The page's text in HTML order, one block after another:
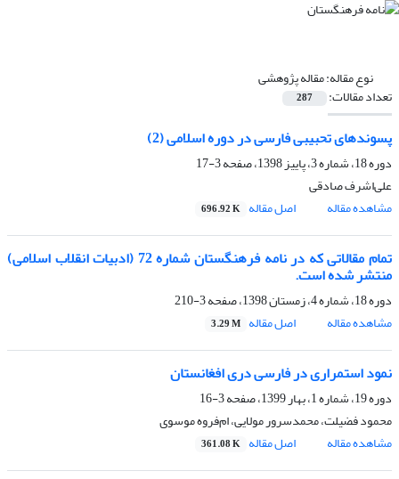
نوع مقاله:مقاله پژوهشی
تعداد مقالات: 287
پسوندهای تحبیبی فارسی در دوره اسلامی (2)
دوره 18، شماره 3، پاییز 1398، صفحه
3-17
علی‌اشرف صادقی
مشاهده مقاله
اصل مقاله 696.92 K
تمام مقالاتی که در نامه فرهنگستان شماره 72 (ادبیات انقلاب اسلامی)
منتشر شده است.
دوره 18، شماره 4، زمستان 1398، صفحه
3-210
مشاهده مقاله
اصل مقاله 3.29 M
نمود استمراری در فارسی دری افغانستان
دوره 19، شماره 1، بهار 1399، صفحه
3-16
محمود فضیلت، محمدسرور مولایی، ام‌فروه موسوی
مشاهده مقاله
اصل مقاله 361.08 K